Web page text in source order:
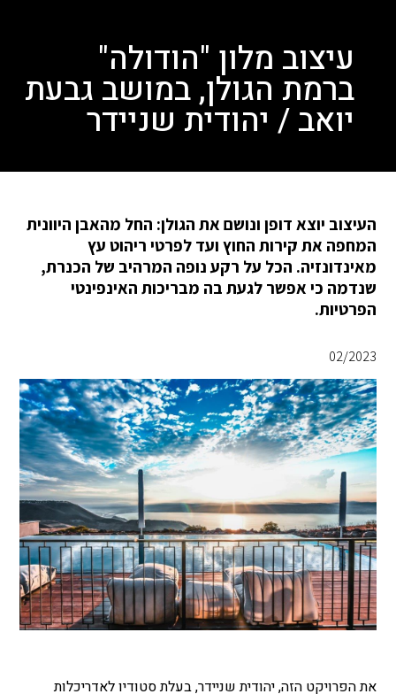
עיצוב מלון "הודולה"
ברמת הגולן, במושב גבעת
יואב / יהודית שניידר
העיצוב יוצא דופן ונושם את הגולן: החל מהאבן היוונית
המחפה את קירות החוץ ועד לפרטי ריהוט עץ
מאינדונזיה. הכל על רקע נופה המרהיב של הכנרת,
שנדמה כי אפשר לגעת בה מבריכות האינפינטי
הפרטיות.
02/2023
את הפרויקט הזה, יהודית שניידר, בעלת סטודיו לאדריכלות